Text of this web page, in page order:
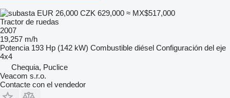
EUR 26,000 CZK 629,000 ≈ MX$517,000
Tractor de ruedas
2007
19,257 m/h
Potencia 193 Hp (142 kW) Combustible diésel Configuración del eje
4x4
Chequia, Puclice
Veacom s.r.o.
Contacte con el vendedor